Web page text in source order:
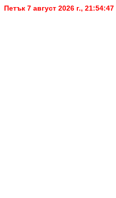
Петък 7 август 2026 г., 21:54:48